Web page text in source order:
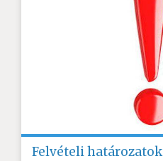
Felvételi határozatok